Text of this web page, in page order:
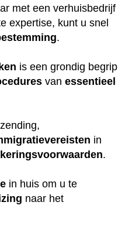
met een verhuisbedrijf
expertise, kunt u snel
.
is een grondig begrip
van essentieel
in
.
in huis om u te
naar het